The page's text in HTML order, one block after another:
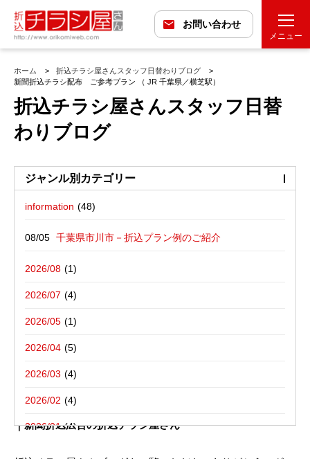
お問い合わせ
メニュー
ホーム
折込チラシ屋さんスタッフ日替わりブログ
新聞折込チラシ配布 ご参考プラン （ JR 千葉県／横芝駅）
折込チラシ屋さんスタッフ日替
わりブログ
ジャンル別カテゴリー
information
折込広告配布プラン
最近の投稿
千葉県市川市－折込プラン例のご紹介
千葉県松戸市－折込プラン例のご紹介
愛媛県松山市－折込プラン例のご紹介
栃木県宇都宮市－折込プラン例のご紹介
東京都八王子市－折込プラン例のご紹介
バックナンバー
2026/08
2026/07
2026/05
2026/04
2026/03
2026/02
2026/01
デザイン・チラシ・印刷・折込配布を
一括でお受けする折込チラシ屋さんブ
新聞折込チラシ配布 ご参考プラン （ JR 千葉県／横芝駅）
｜新聞折込広告の折込チラシ屋さん